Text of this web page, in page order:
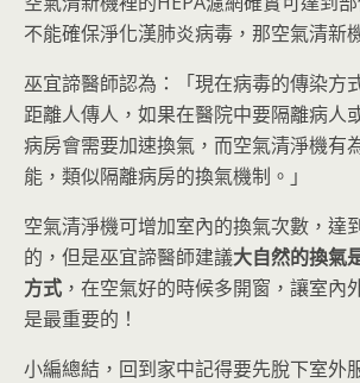
不能確保淨化漢肺炎病毒，那空氣清新
巫宜諦醫師認為：「現在病毒的傳染方
距離人傳人，如果在醫院中要隔離病人
病房會需要加速換氣，而空氣清淨機有
能，類似隔離病房的換氣機制。」
空氣清淨機可增加室內的換氣次數，達
的，但是巫宜諦醫師建議大自然的換氣
方式 ，在空氣好的時候多開窗，讓室內
是最重要的！
小編總結，回到家中記得要先脫下室外